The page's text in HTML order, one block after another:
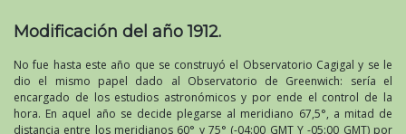
Modificación del año 1912.
No fue hasta este año que se construyó el Observatorio Cagigal y se le
dio el mismo papel dado al Observatorio de Greenwich: sería el
encargado de los estudios astronómicos y por ende el control de la
hora. En aquel año se decide plegarse al meridiano 67,5°, a mitad de
distancia entre los meridianos 60° y 75° (-04:00 GMT Y -05:00 GMT) por